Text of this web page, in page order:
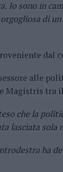
sono in
di
dal
alle
tra il
che la
lasciata sola
ha